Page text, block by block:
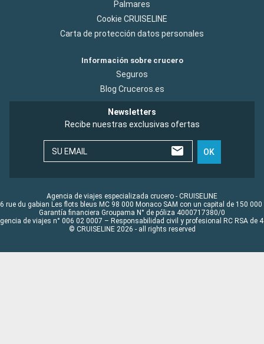
Palmares
Cookie CRUISELINE
Carta de protección datos personales
Información sobre crucero
Seguros
Blog Cruceros.es
Newsletters
Recibe nuestras exclusivas ofertas
SU EMAIL OK
Agencia de viajes especializada crucero - CRUISELINE
rue du gabian Les flots bleus MC 98 000 Monaco SAM con un capital de 150 000
Garantía financiera Groupama N° de póliza 4000717380/0
de viajes n° 006 02 0007 – Responsabilidad civil y profesional RC RSA de
© CRUISELINE 2026 - all rights reserved